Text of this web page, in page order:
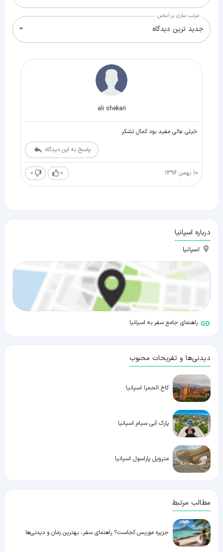
مرتب سازی بر اساس
جدید ترین دیدگاه
ali shekari
خیلی عالی مفید بود کمال تشکر
پاسخ به این دیدگاه
10 بهمن 1396 0
0
درباره اسپانیا
اسپانیا
راهنمای جامع سفر به اسپانیا
دیدنی‌ها و تفریحات محبوب
کاخ الحمرا اسپانیا
پارک آبی سیام اسپانیا
متروپل پاراسول اسپانیا
مطالب مرتبط
جزیره موریس کجاست؟ راهنمای سفر، بهترین زمان و دیدنی‌ها